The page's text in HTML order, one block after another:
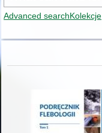
Advanced searchKolekcje